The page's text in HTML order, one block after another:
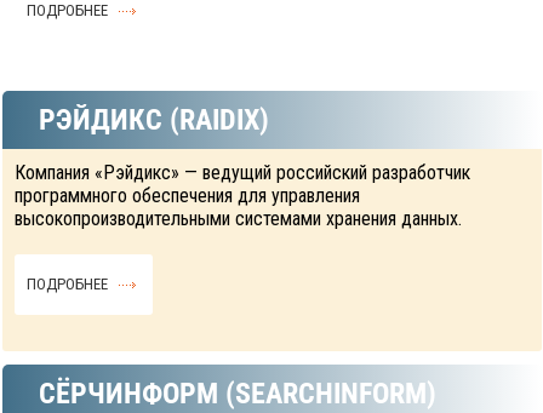
ПОДРОБНЕЕ
РЭЙДИКС (RAIDIX)
Компания «Рэйдикс» — ведущий российский разработчик
программного обеспечения для управления
высокопроизводительными системами хранения данных.
ПОДРОБНЕЕ
СЁРЧИНФОРМ (SEARCHINFORM)